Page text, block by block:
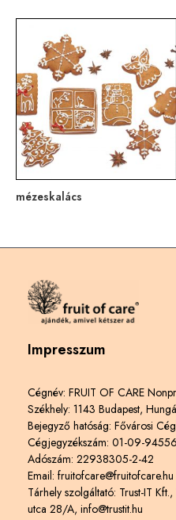
mézeskalács
Impresszum
Cégnév: FRUIT OF CARE
Székhely: 1143 Budapest,
Bejegyző hatóság: Fővárosi
Cégjegyzékszám: 01-09-
Adószám: 22938305-2-42
Email: fruitofcare@fruitofcare.hu
Tárhely szolgáltató: Trust-IT
utca 28/A, info@trustit.hu